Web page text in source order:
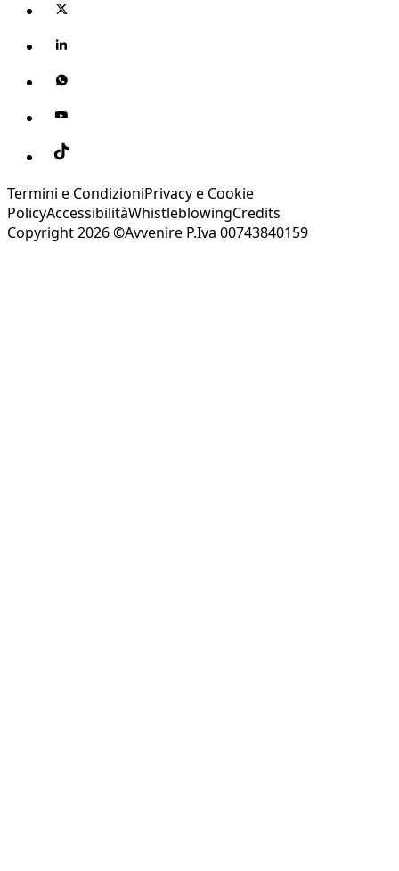
Termini e CondizioniPrivacy e Cookie
PolicyAccessibilitàWhistleblowingCredits
Copyright 2026 ©Avvenire P.Iva 00743840159